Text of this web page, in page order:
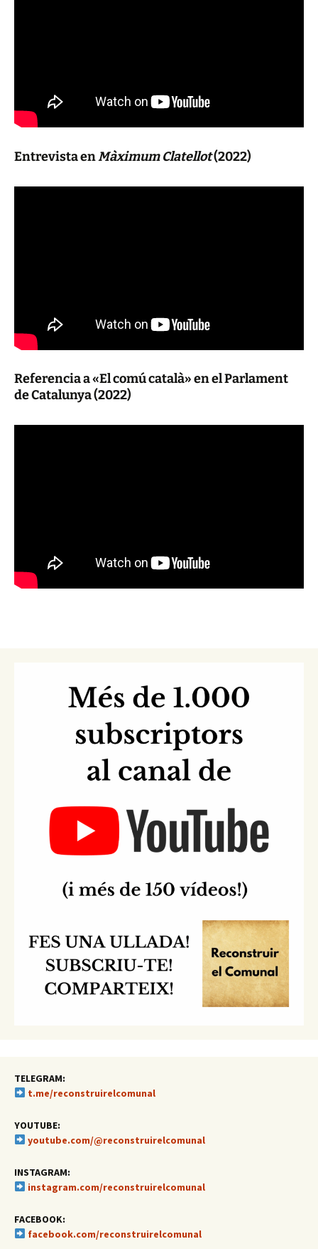
Entrevista enMàximum Clatellot(2022)
Referencia a «El comú català» en el Parlament
de Catalunya (2022)
TELEGRAM:
t.me/reconstruirelcomunal
YOUTUBE:
youtube.com/@reconstruirelcomunal
INSTAGRAM:
instagram.com/reconstruirelcomunal
FACEBOOK:
facebook.com/reconstruirelcomunal